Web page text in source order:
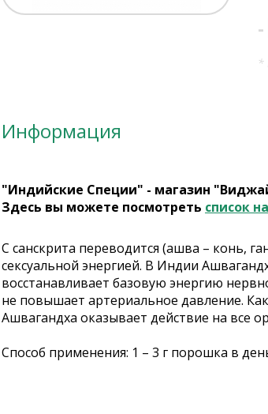
-
*
Информация
"Индийские Специи" - магазин
Здесь вы можете посмотреть список
С санскрита переводится (ашва – конь,
сексуальной энергией. В Индии
восстанавливает базовую энергию
не повышает артериальное давление.
Ашвагандха оказывает действие на все
Способ применения: 1 – 3 г порошка в